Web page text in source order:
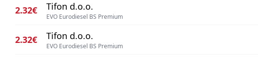
2.32€ Tifon d.o.o.
EVO Eurodiesel BS Premium
2.32€ Tifon d.o.o.
EVO Eurodiesel BS Premium